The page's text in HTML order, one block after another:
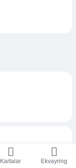
Kartalar Ekvayring